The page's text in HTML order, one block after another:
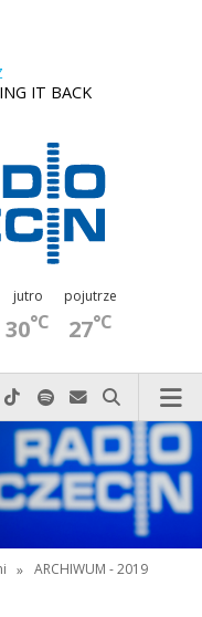
IT BACK
jutro
30°C
pojutrze
27°C
do nas zadzwoń
na Facebook-u
nas na X
Odwiedź nas na Instagram-ie
Odwiedź nas na TikTok-u
Szukaj nas na Spotify
Wyślij do nas
Szukaj
» ARCHIWUM - 2019